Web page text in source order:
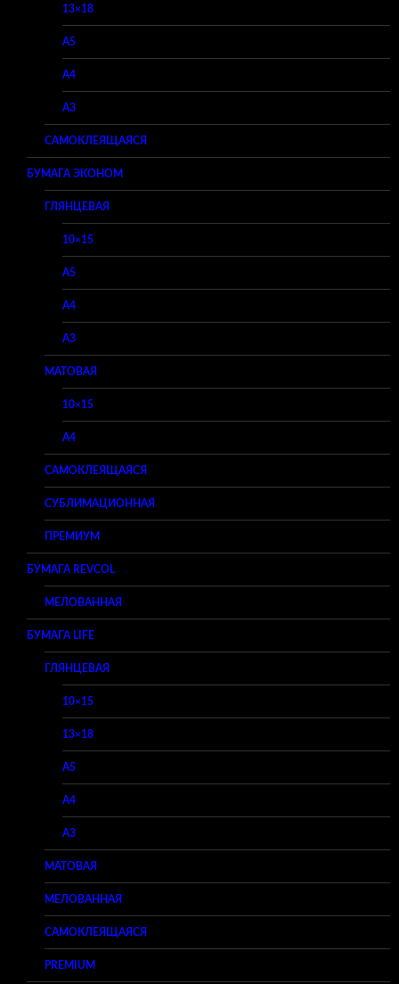
13×18
A5
A4
A3
САМОКЛЕЯЩАЯСЯ
БУМАГА ЭКОНОМ
ГЛЯНЦЕВАЯ
10×15
A5
A4
A3
МАТОВАЯ
10×15
A4
САМОКЛЕЯЩАЯСЯ
СУБЛИМАЦИОННАЯ
ПРЕМИУМ
БУМАГА REVCOL
МЕЛОВАННАЯ
БУМАГА LIFE
ГЛЯНЦЕВАЯ
10×15
13×18
A5
A4
A3
МАТОВАЯ
МЕЛОВАННАЯ
САМОКЛЕЯЩАЯСЯ
PREMIUM